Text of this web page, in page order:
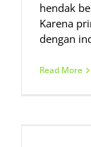
hendak
Karena
dengan
Read More